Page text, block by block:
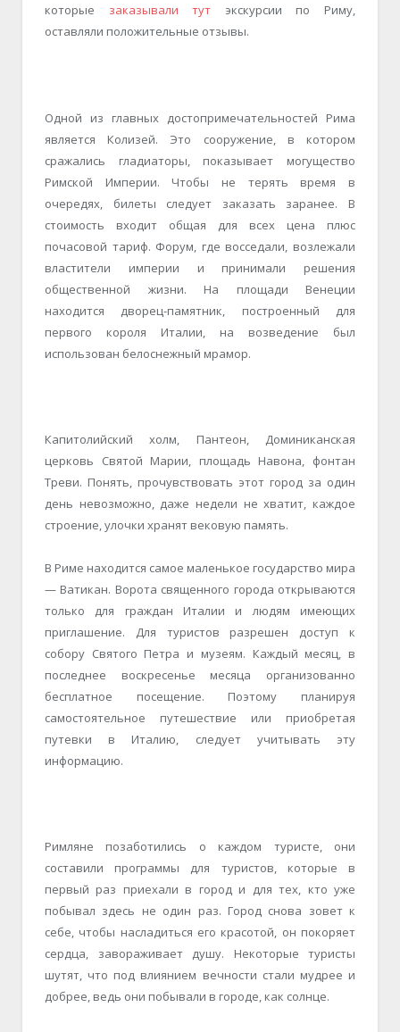
которые заказывали тут экскурсии по Риму,
оставляли положительные отзывы.
Одной из главных достопримечательностей Рима
является Колизей. Это сооружение, в котором
сражались гладиаторы, показывает могущество
Римской Империи. Чтобы не терять время в
очередях, билеты следует заказать заранее. В
стоимость входит общая для всех цена плюс
почасовой тариф. Форум, где восседали, возлежали
властители империи и принимали решения
общественной жизни. На площади Венеции
находится дворец-памятник, построенный для
первого короля Италии, на возведение был
использован белоснежный мрамор.
Капитолийский холм, Пантеон, Доминиканская
церковь Святой Марии, площадь Навона, фонтан
Треви. Понять, прочувствовать этот город за один
день невозможно, даже недели не хватит, каждое
строение, улочки хранят вековую память.
В Риме находится самое маленькое государство мира
— Ватикан. Ворота священного города открываются
только для граждан Италии и людям имеющих
приглашение. Для туристов разрешен доступ к
собору Святого Петра и музеям. Каждый месяц, в
последнее воскресенье месяца организованно
бесплатное посещение. Поэтому планируя
самостоятельное путешествие или приобретая
путевки в Италию, следует учитывать эту
информацию.
Римляне позаботились о каждом туристе, они
составили программы для туристов, которые в
первый раз приехали в город и для тех, кто уже
побывал здесь не один раз. Город снова зовет к
себе, чтобы насладиться его красотой, он покоряет
сердца, завораживает душу. Некоторые туристы
шутят, что под влиянием вечности стали мудрее и
добрее, ведь они побывали в городе, как солнце.